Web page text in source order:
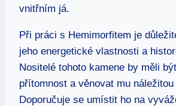
vnitřním já.
Při práci s Hemimorfitem je
jeho energetické vlastnosti a
Nositelé tohoto kamene by měli
přítomnost a věnovat mu
Doporučuje se umístit ho na